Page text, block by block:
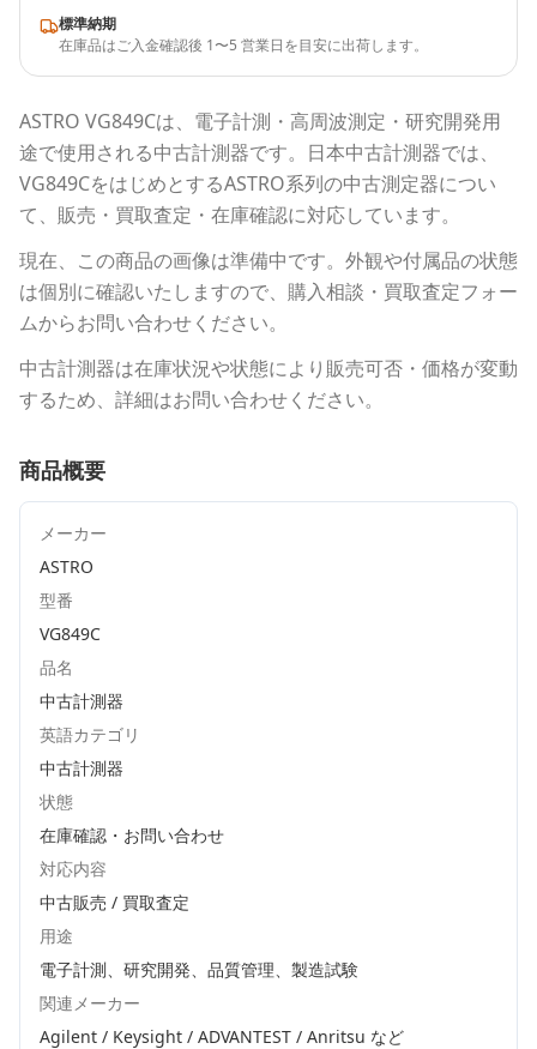
標準納期
在庫品はご入金確認後 1〜5 営業日を目安に出荷します。
ASTRO VG849Cは、電子計測・高周波測定・研究開発用
途で使用される中古計測器です。 日本中古計測器では、
VG849CをはじめとするASTRO系列の中古測定器につい
て、販売・買取査定・在庫確認に対応しています。
現在、この商品の画像は準備中です。外観や付属品の状態
は個別に確認いたしますので、購入相談・買取査定フォー
ムからお問い合わせください。
中古計測器は在庫状況や状態により販売可否・価格が変動
するため、詳細はお問い合わせください。
商品概要
メーカー
ASTRO
型番
VG849C
品名
中古計測器
英語カテゴリ
中古計測器
状態
在庫確認・お問い合わせ
対応内容
中古販売 / 買取査定
用途
電子計測、研究開発、品質管理、製造試験
関連メーカー
Agilent / Keysight / ADVANTEST / Anritsu など